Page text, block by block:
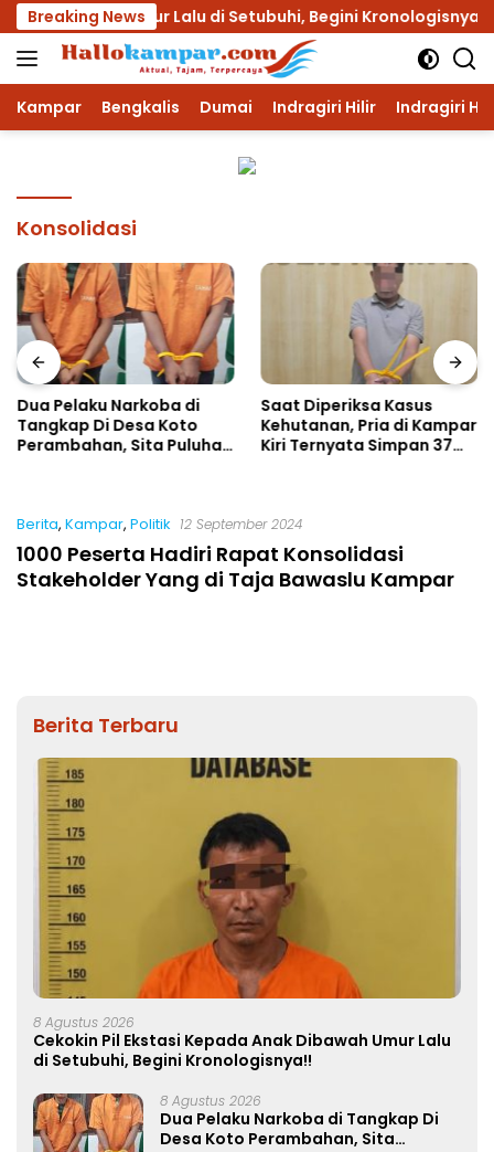
Langsung
ke
konten
Breaking News
Dibawah Umur Lalu di Setubuhi, Begini Kronologisnya!!
Kampar Bengkalis Dumai Indragiri Hilir Indragiri
Konsolidasi
Dua Pelaku Narkoba di
Tangkap Di Desa Koto
Perambahan, Sita Puluhan
Saat Diperiksa Kasus
Kehutanan, Pria di Kampar
Kiri Ternyata Simpan 37
Berita, Kampar, Politik 12 September 2024
1000 Peserta Hadiri Rapat Konsolidasi
Stakeholder Yang di Taja Bawaslu Kampar
Berita Terbaru
8 Agustus 2026
Cekokin Pil Ekstasi Kepada Anak Dibawah Umur Lalu
di Setubuhi, Begini Kronologisnya!!
8 Agustus 2026
Dua Pelaku Narkoba di Tangkap Di
Desa Koto Perambahan, Sita